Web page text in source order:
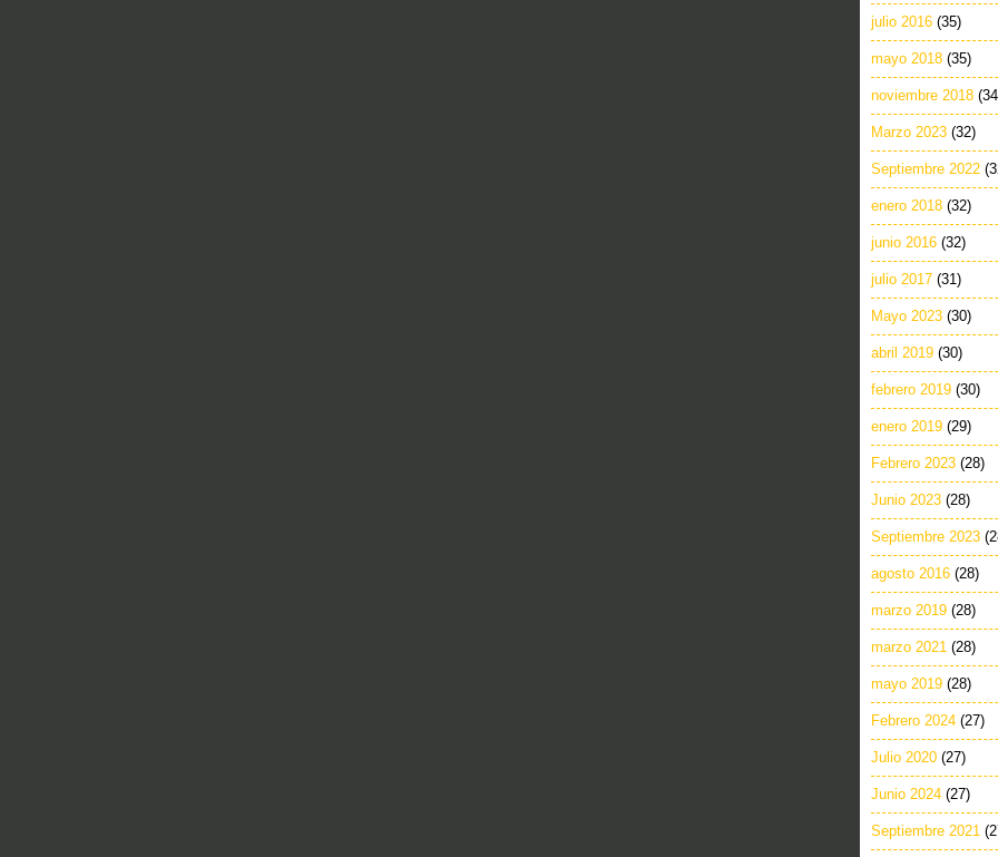
julio 2016 (35)
mayo 2018 (35)
noviembre 2018
Marzo 2023 (32)
Septiembre 2022
enero 2018 (32)
junio 2016 (32)
julio 2017 (31)
Mayo 2023 (30)
abril 2019 (30)
febrero 2019 (30)
enero 2019 (29)
Febrero 2023 (28)
Junio 2023 (28)
Septiembre 2023
agosto 2016 (28)
marzo 2019 (28)
marzo 2021 (28)
mayo 2019 (28)
Febrero 2024 (27)
Julio 2020 (27)
Junio 2024 (27)
Septiembre 2021